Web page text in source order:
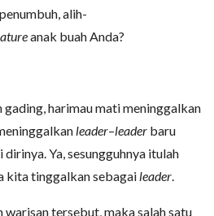
penumbuh, alih-
anak buah Anda?
harimau mati meninggalkan
leader–leader baru
Ya, sesungguhnya itulah
kita tinggalkan sebagai leader.
tersebut, maka salah satu